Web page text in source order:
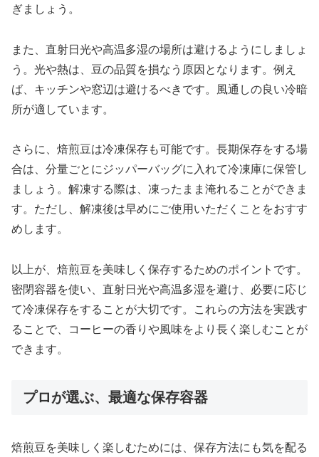
ぎましょう。
また、直射日光や高温多湿の場所は避けるようにしましょ
う。光や熱は、豆の品質を損なう原因となります。例え
ば、キッチンや窓辺は避けるべきです。風通しの良い冷暗
所が適しています。
さらに、焙煎豆は冷凍保存も可能です。長期保存をする場
合は、分量ごとにジッパーバッグに入れて冷凍庫に保管し
ましょう。解凍する際は、凍ったまま淹れることができま
す。ただし、解凍後は早めにご使用いただくことをおすす
めします。
以上が、焙煎豆を美味しく保存するためのポイントです。
密閉容器を使い、直射日光や高温多湿を避け、必要に応じ
て冷凍保存をすることが大切です。これらの方法を実践す
ることで、コーヒーの香りや風味をより長く楽しむことが
できます。
プロが選ぶ、最適な保存容器
焙煎豆を美味しく楽しむためには、保存方法にも気を配る